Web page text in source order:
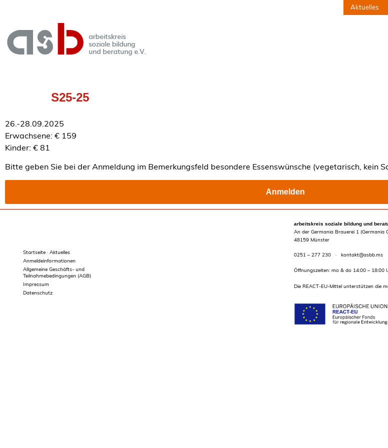
Aktuelles
S25-25
26.-28.09.2025
Erwachsene: € 159
Kinder: € 81
Bitte geben Sie bei der Anmeldung im Bemerkungsfeld besondere Essenswünsche (vegetarisch, kein
Anmelden
Startseite · Aktuelles
Anmeldeinformationen
Allgemeine Geschäfts- und
Teilnahmebedingungen (AGB)
Impressum
Datenschutz
arbeitskreis soziale bildung und
An der Germania Brauerei 1 (Germania
48159 Münster
0251 – 277 230 ·kontakt@asbb.ms
Öffnungszeiten: mo & do 14:00 – 18:00
Die REACT-EU-Mittel unterstützen die